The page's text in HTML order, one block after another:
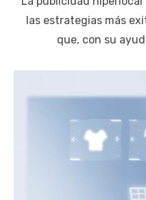
las estrategias más
que, con su